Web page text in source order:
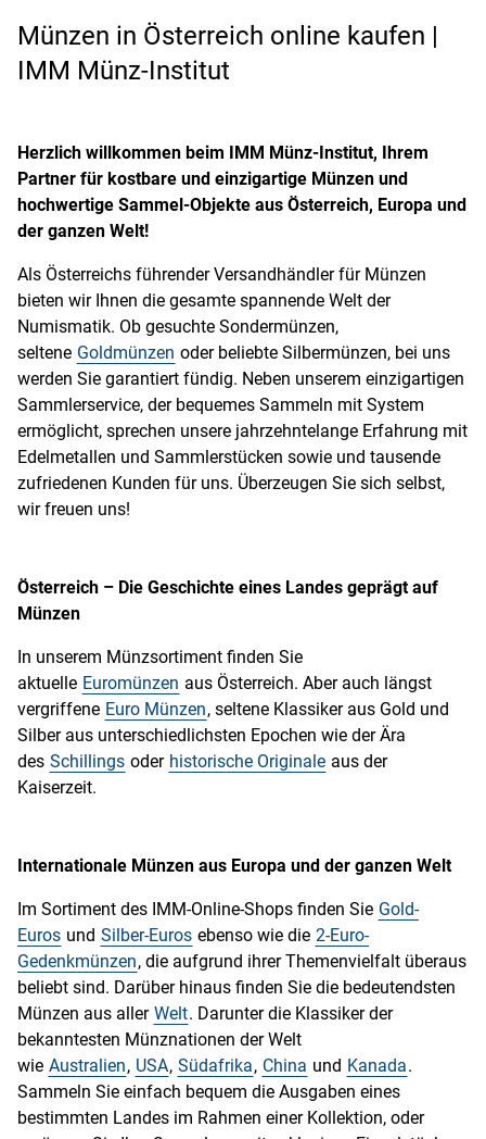
Münzen in Österreich online kaufen |
IMM Münz-Institut
Herzlich willkommen beim IMM Münz-Institut, Ihrem
Partner für kostbare und einzigartige Münzen und
hochwertige Sammel-Objekte aus Österreich, Europa und
der ganzen Welt!
Als Österreichs führender Versandhändler für Münzen
bieten wir Ihnen die gesamte spannende Welt der
Numismatik. Ob gesuchte Sondermünzen,
seltene Goldmünzen oder beliebte Silbermünzen, bei uns
werden Sie garantiert fündig. Neben unserem einzigartigen
Sammlerservice, der bequemes Sammeln mit System
ermöglicht, sprechen unsere jahrzehntelange Erfahrung mit
Edelmetallen und Sammlerstücken sowie und tausende
zufriedenen Kunden für uns. Überzeugen Sie sich selbst,
wir freuen uns!
Österreich – Die Geschichte eines Landes geprägt auf
Münzen
In unserem Münzsortiment finden Sie
aktuelle Euromünzen aus Österreich. Aber auch längst
vergriffene Euro Münzen, seltene Klassiker aus Gold und
Silber aus unterschiedlichsten Epochen wie der Ära
des Schillings oder historische Originale aus der
Kaiserzeit.
Internationale Münzen aus Europa und der ganzen Welt
Im Sortiment des IMM-Online-Shops finden Sie Gold-
Euros und Silber-Euros ebenso wie die 2-Euro-
Gedenkmünzen, die aufgrund ihrer Themenvielfalt überaus
beliebt sind. Darüber hinaus finden Sie die bedeutendsten
Münzen aus aller Welt. Darunter die Klassiker der
bekanntesten Münznationen der Welt
wie Australien, USA, Südafrika, China und Kanada.
Sammeln Sie einfach bequem die Ausgaben eines
bestimmten Landes im Rahmen einer Kollektion, oder